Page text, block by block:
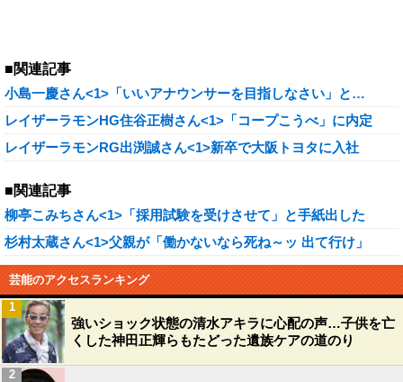
■関連記事
小島一慶さん<1>「いいアナウンサーを目指しなさい」と…
レイザーラモンHG住谷正樹さん<1>「コープこうべ」に内定
レイザーラモンRG出渕誠さん<1>新卒で大阪トヨタに入社
■関連記事
柳亭こみちさん<1>「採用試験を受けさせて」と手紙出した
杉村太蔵さん<1>父親が「働かないなら死ね～ッ 出て行け」
芸能のアクセスランキング
強いショック状態の清水アキラに心配の声…子供を亡
くした神田正輝らもたどった遺族ケアの道のり
1
2